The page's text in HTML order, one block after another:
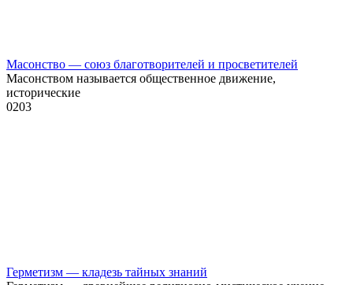
Масонство — союз благотворителей и просветителей
Масонством называется общественное движение,
исторические
0203
Герметизм — кладезь тайных знаний